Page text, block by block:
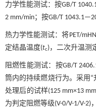
力学性能测试：按GB/T
2 mm/min；按GB/T
热力学性能测试：将PET/
定结晶温度(tc)，二次升温测
阻燃性能测试：按GB/T
筒内的持续燃烧行为。采用“
处理后的试样(125 mm×13
为判定阻燃等级(V-0/V-1/V-2)